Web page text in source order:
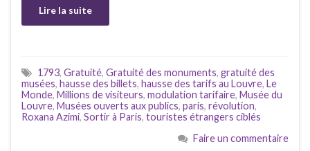
Lire la suite
1793, Gratuité, Gratuité des monuments, gratuité des
musées, hausse des billets, hausse des tarifs au Louvre, Le
Monde, Millions de visiteurs, modulation tarifaire, Musée du
Louvre, Musées ouverts aux publics, paris, révolution,
Roxana Azimi, Sortir à Paris, touristes étrangers ciblés
Faire un commentaire